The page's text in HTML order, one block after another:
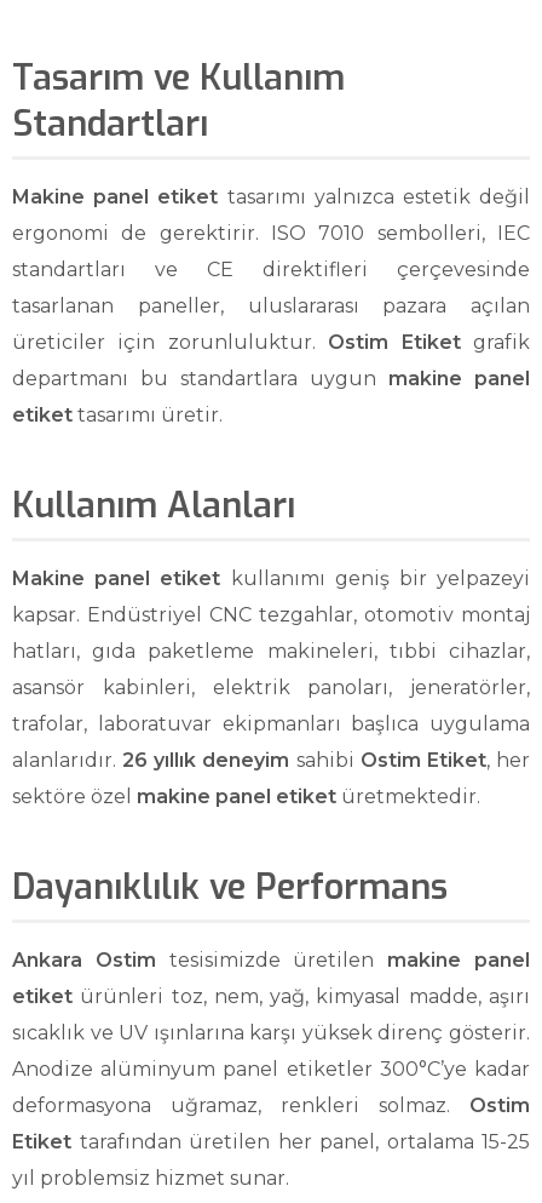
Tasarım ve Kullanım
Standartları
Makine panel etiket tasarımı yalnızca estetik değil
ergonomi de gerektirir. ISO 7010 sembolleri, IEC
standartları ve CE direktifleri çerçevesinde
tasarlanan paneller, uluslararası pazara açılan
üreticiler için zorunluluktur. Ostim Etiketgrafik
departmanı bu standartlara uygun makine panel
etiket tasarımı üretir.
Kullanım Alanları
Makine panel etiket kullanımı geniş bir yelpazeyi
kapsar. Endüstriyel CNC tezgahlar, otomotiv montaj
hatları, gıda paketleme makineleri, tıbbi cihazlar,
asansör kabinleri, elektrik panoları, jeneratörler,
trafolar, laboratuvar ekipmanları başlıca uygulama
alanlarıdır.26 yıllık deneyim sahibi Ostim Etiket, her
sektöre özel makine panel etiket üretmektedir.
Dayanıklılık ve Performans
Ankara Ostim tesisimizde üretilen makine panel
etiket ürünleri toz, nem, yağ, kimyasal madde, aşırı
sıcaklık ve UV ışınlarına karşı yüksek direnç gösterir.
Anodize alüminyum panel etiketler 300°C’ye kadar
deformasyona uğramaz, renkleri solmaz. Ostim
Etiket tarafından üretilen her panel, ortalama 15-25
yıl problemsiz hizmet sunar.